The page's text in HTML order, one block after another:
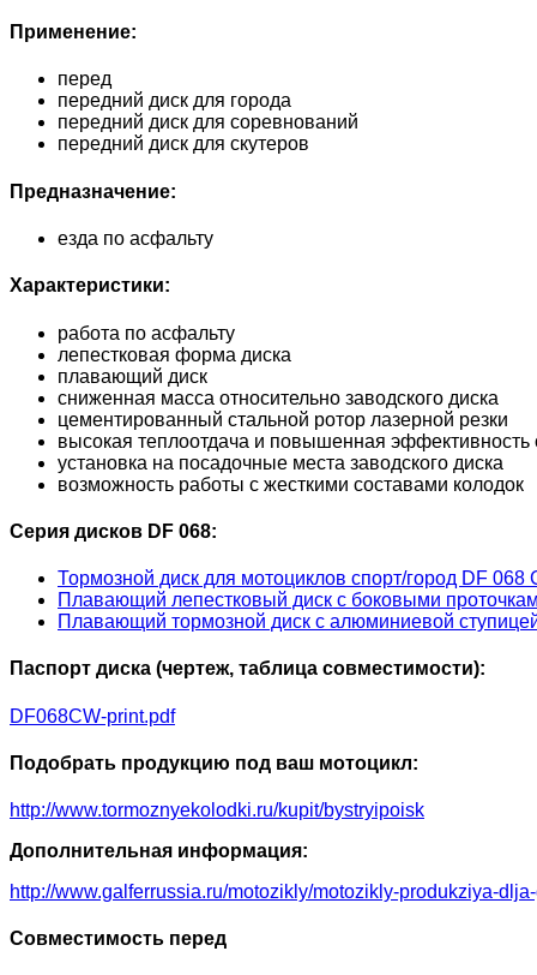
Применение:
перед
передний диск для города
передний диск для соревнований
передний диск для скутеров
Предназначение:
езда по асфальту
Характеристики:
работа по асфальту
лепестковая форма диска
плавающий диск
сниженная масса относительно заводского диска
цементированный стальной ротор лазерной резки
высокая теплоотдача и повышенная эффективность
установка на посадочные места заводского диска
возможность работы с жесткими составами колодок
Серия дисков DF 068:
Тормозной диск для мотоциклов спорт/город DF 068
Плавающий лепестковый диск с боковыми
Плавающий тормозной диск с алюминиевой
Паспорт диска (чертеж, таблица совместимости):
DF068CW-print.pdf
Подобрать продукцию под ваш мотоцикл:
http://www.tormoznyekolodki.ru/kupit/bystryipoisk
Дополнительная информация:
http://www.galferrussia.ru/motozikly/motozikly-produkziya-
Совместимость перед